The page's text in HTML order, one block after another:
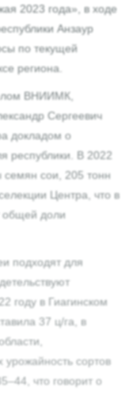
2023 года», в ходе
Анзаур
по текущей
региона.
ВНИИМК,
Сергеевич
докладом о
республики. В 2022
семян сои, 205 тонн
Центра, что в
общей доли
подходят для
году в Гиагинском
37 ц/га, в
сортов
что говорит о